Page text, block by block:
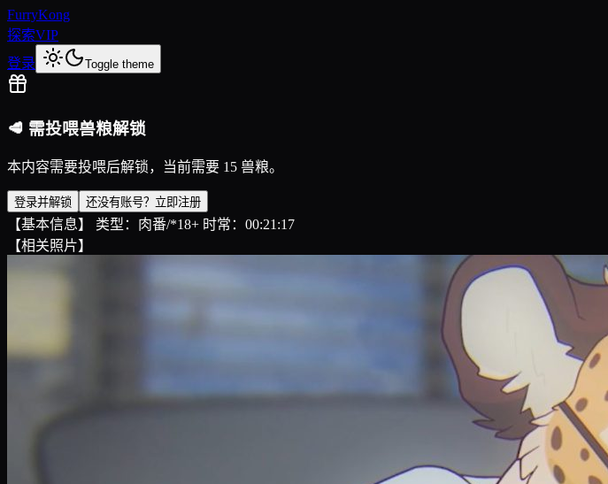
FurryKong
探索VIP
登录
Toggle theme
🥩 需投喂兽粮解锁
本内容需要投喂后解锁，当前需要 15 兽粮。
登录并解锁 还没有账号？立即注册
【基本信息】 类型：肉番/*18+ 时常：00:21:17
【相关照片】